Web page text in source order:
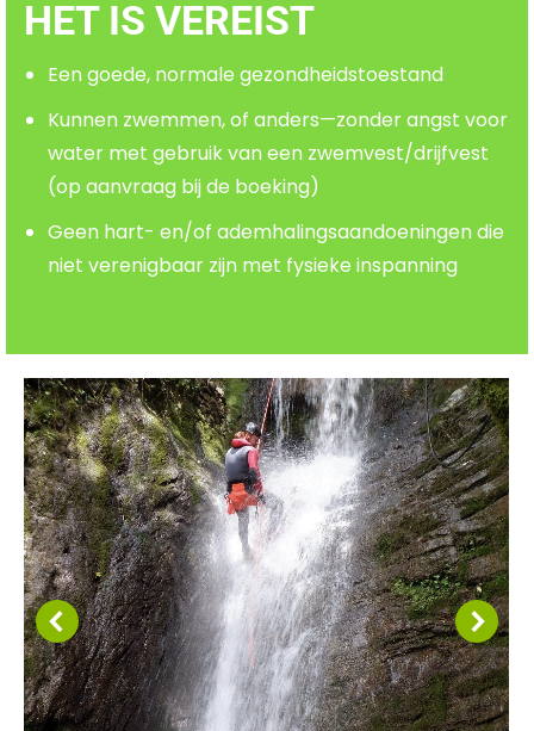
HET IS VEREIST
Een goede, normale gezondheidstoestand
Kunnen zwemmen, of anders—zonder angst voor
water met gebruik van een zwemvest/drijfvest
(op aanvraag bij de boeking)
Geen hart- en/of ademhalingsaandoeningen die
niet verenigbaar zijn met fysieke inspanning